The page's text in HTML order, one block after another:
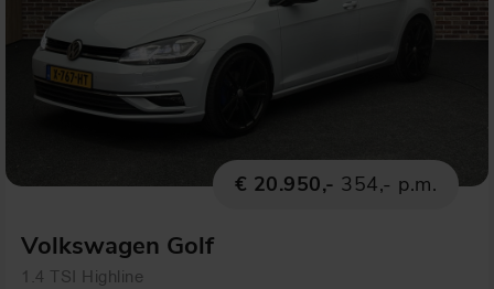
€ 20.950,- 354,- p.m.
Volkswagen Golf
1.4 TSI Highline